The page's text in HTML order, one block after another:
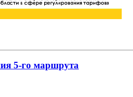
5-го маршрута